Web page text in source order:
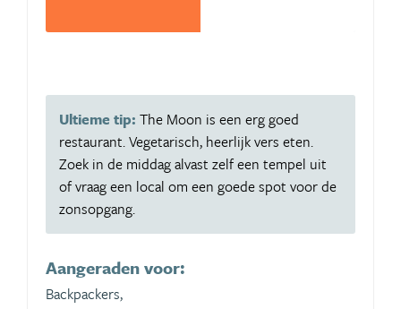
Ultieme tip: The Moon is een erg goed
restaurant. Vegetarisch, heerlijk vers eten.
Zoek in de middag alvast zelf een tempel uit
of vraag een local om een goede spot voor de
zonsopgang.
Aangeraden voor:
Backpackers,